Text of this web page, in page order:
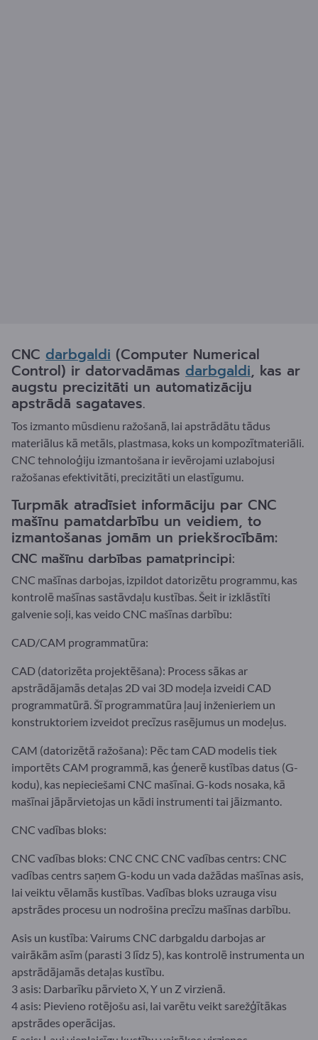
CNC darbgaldi (Computer Numerical
Control) ir datorvadāmas darbgaldi, kas ar
augstu precizitāti un automatizāciju
apstrādā sagataves.
Tos izmanto mūsdienu ražošanā, lai apstrādātu tādus
materiālus kā metāls, plastmasa, koks un kompozītmateriāli.
CNC tehnoloģiju izmantošana ir ievērojami uzlabojusi
ražošanas efektivitāti, precizitāti un elastīgumu.
Turpmāk atradīsiet informāciju par CNC
mašīnu pamatdarbību un veidiem, to
izmantošanas jomām un priekšrocībām:
CNC mašīnu darbības pamatprincipi:
CNC mašīnas darbojas, izpildot datorizētu programmu, kas
kontrolē mašīnas sastāvdaļu kustības. Šeit ir izklāstīti
galvenie soļi, kas veido CNC mašīnas darbību:
CAD/CAM programmatūra:
CAD (datorizēta projektēšana): Process sākas ar
apstrādājamās detaļas 2D vai 3D modeļa izveidi CAD
programmatūrā. Šī programmatūra ļauj inženieriem un
konstruktoriem izveidot precīzus rasējumus un modeļus.
CAM (datorizētā ražošana): Pēc tam CAD modelis tiek
importēts CAM programmā, kas ģenerē kustības datus (G-
kodu), kas nepieciešami CNC mašīnai. G-kods nosaka, kā
mašīnai jāpārvietojas un kādi instrumenti tai jāizmanto.
CNC vadības bloks:
CNC vadības bloks: CNC CNC CNC vadības centrs: CNC
vadības centrs saņem G-kodu un vada dažādas mašīnas asis,
lai veiktu vēlamās kustības. Vadības bloks uzrauga visu
apstrādes procesu un nodrošina precīzu mašīnas darbību.
Asis un kustība: Vairums CNC darbgaldu darbojas ar
vairākām asīm (parasti 3 līdz 5), kas kontrolē instrumenta un
apstrādājamās detaļas kustību.
3 asis: Darbarīku pārvieto X, Y un Z virzienā.
4 asis: Pievieno rotējošu asi, lai varētu veikt sarežģītākas
apstrādes operācijas.